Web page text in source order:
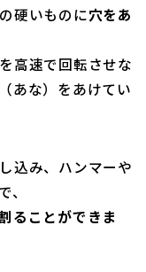
硬いものに穴をあ
高速で回転させな
あな）をあけてい
込み、ハンマーや
ることができま